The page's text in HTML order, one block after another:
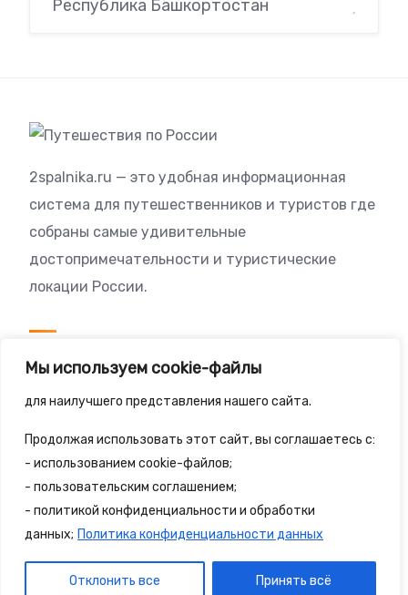
Мы используем cookie-файлы
для наилучшего представления нашего сайта.
Продолжая использовать этот сайт, вы соглашаетесь с:
- использованием cookie-файлов;
- пользовательским соглашением;
- политикой конфиденциальности и обработки
данных; Политика конфиденциальности данных
Отклонить все Принять всё
Республика Башкортостан
2spalnika.ru — это удобная информационная
система для путешественников и туристов где
собраны самые удивительные
достопримечательности и туристические
локации России.
© 2025 - 2spalnika.ru Все права защищены.
Правила сайта